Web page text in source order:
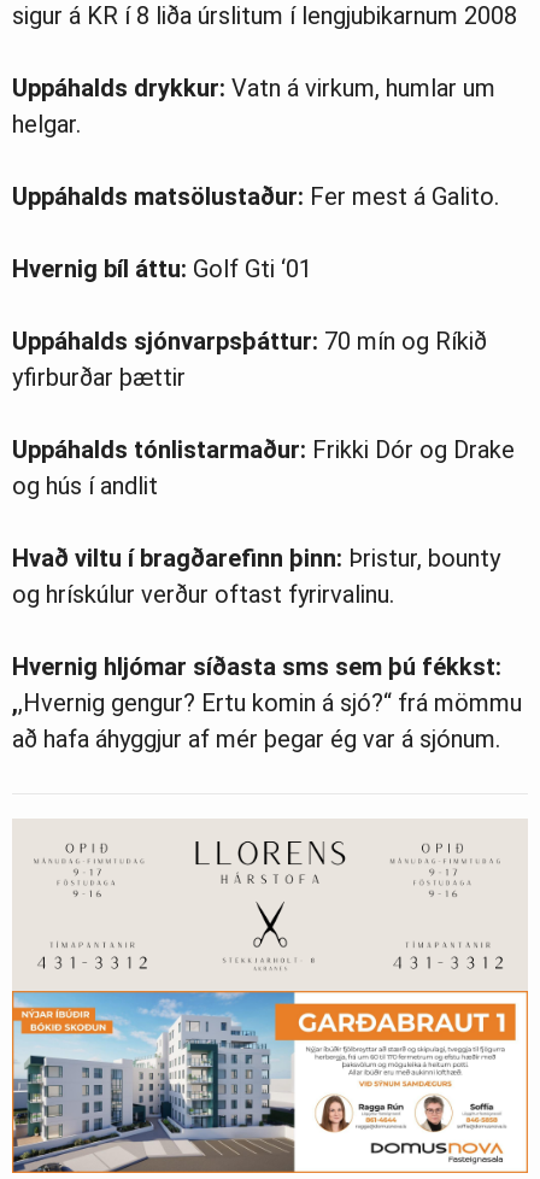
sigur á KR í 8 liða úrslitum í lengjubikarnum 2008
Uppáhalds drykkur: Vatn á virkum, humlar um
helgar.
Uppáhalds matsölustaður: Fer mest á Galito.
Hvernig bíl áttu: Golf Gti ‘01
Uppáhalds sjónvarpsþáttur: 70 mín og Ríkið
yfirburðar þættir
Uppáhalds tónlistarmaður: Frikki Dór og Drake
og hús í andlit
Hvað viltu í bragðarefinn þinn: Þristur, bounty
og hrískúlur verður oftast fyrirvalinu.
Hvernig hljómar síðasta sms sem þú fékkst:
,,Hvernig gengur? Ertu komin á sjó?“ frá mömmu
að hafa áhyggjur af mér þegar ég var á sjónum.